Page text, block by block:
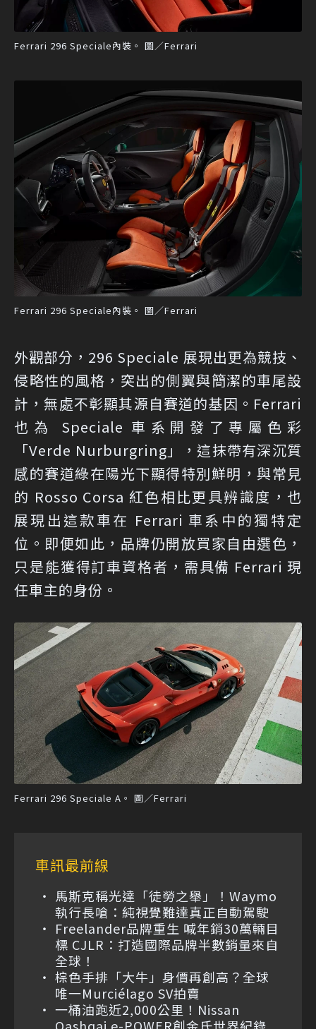
Ferrari 296 Speciale內裝。 圖／Ferrari
Ferrari 296 Speciale內裝。 圖／Ferrari
外觀部分，296 Speciale 展現出更為競技、
侵略性的風格，突出的側翼與簡潔的車尾設
計，無處不彰顯其源自賽道的基因。Ferrari
也為 Speciale 車系開發了專屬色彩
「Verde Nurburgring」，這抹帶有深沉質
感的賽道綠在陽光下顯得特別鮮明，與常見
的 Rosso Corsa 紅色相比更具辨識度，也
展現出這款車在 Ferrari 車系中的獨特定
位。即便如此，品牌仍開放買家自由選色，
只是能獲得訂車資格者，需具備 Ferrari 現
任車主的身份。
Ferrari 296 Speciale A。 圖／Ferrari
車訊最前線
馬斯克稱光達「徒勞之舉」！Waymo
執行長嗆：純視覺難達真正自動駕駛
Freelander品牌重生 喊年銷30萬輛目
標 CJLR：打造國際品牌半數銷量來自
全球！
棕色手排「大牛」身價再創高？全球
唯一Murciélago SV拍賣
一桶油跑近2,000公里！Nissan